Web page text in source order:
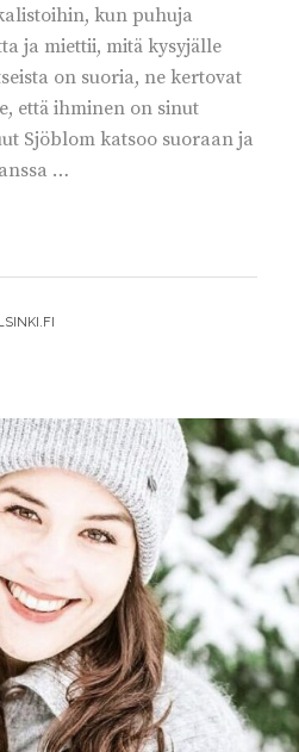
kun puhuja
ja miettii, mitä kysyjälle
on suoria, ne kertovat
että ihminen on sinut
Sjöblom katsoo suoraan ja
…